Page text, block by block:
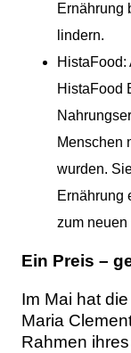
Ernährung
lindern.
HistaFood:
HistaFood
Menschen
wurden.
Ernährung
zum
Ein Preis –
Im Mai hat
Maria
Rahmen